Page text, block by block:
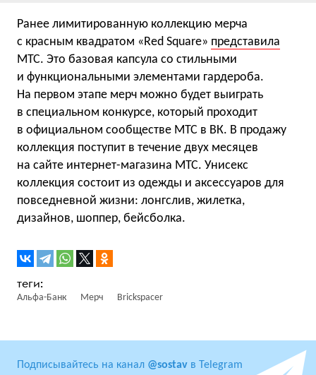
Ранее лимитированную коллекцию мерча
с красным квадратом «Red Square» представила
МТС. Это базовая капсула со стильными
и функциональными элементами гардероба.
На первом этапе мерч можно будет выиграть
в специальном конкурсе, который проходит
в официальном сообществе МТС в ВК. В продажу
коллекция поступит в течение двух месяцев
на сайте интернет-магазина МТС. Унисекс
коллекция состоит из одежды и аксессуаров для
повседневной жизни: лонгслив, жилетка,
дизайнов, шоппер, бейсболка.
Альфа-Банк Мерч Brickspacer
Подписывайтесь на канал @sostav в Telegram